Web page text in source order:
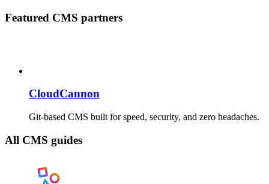
Featured CMS partners
CloudCannon
Git-based CMS built for speed, security, and zero headaches.
All CMS guides